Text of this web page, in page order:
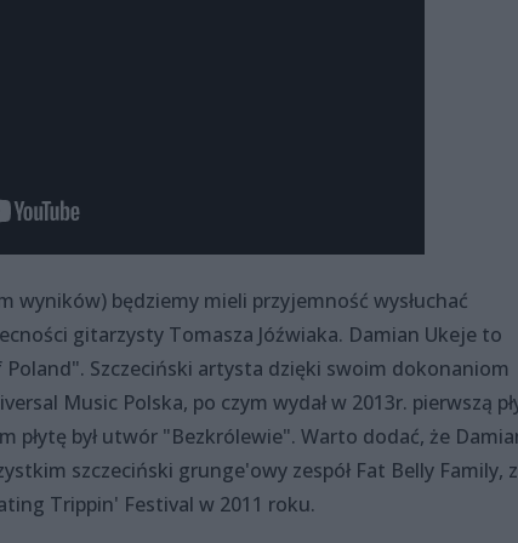
wyników) będziemy mieli przyjemność wysłuchać
gitarzysty Tomasza Jóźwiaka. Damian Ukeje to
Szczeciński artysta dzięki swoim dokonaniom
Music Polska, po czym wydał w 2013r. pierwszą
płytę był utwór "Bezkrólewie". Warto dodać, że
szczeciński grunge'owy zespół Fat Belly Family, z
Trippin' Festival w 2011 roku.